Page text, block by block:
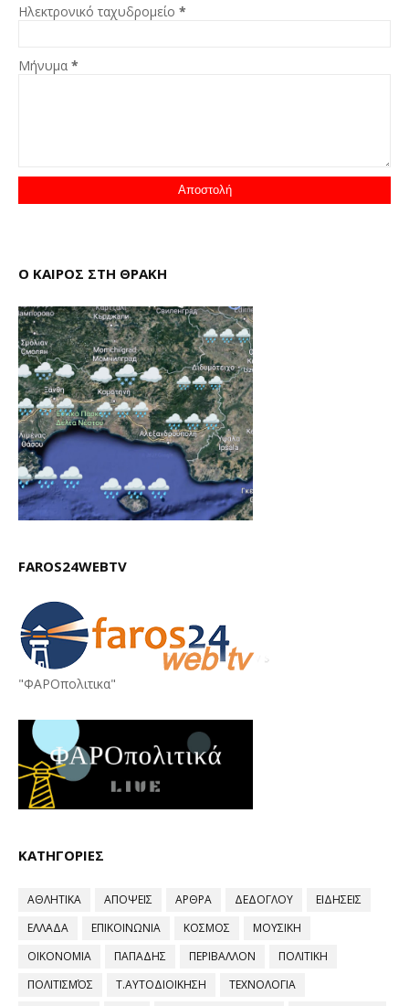
Ηλεκτρονικό ταχυδρομείο *
Μήνυμα *
Ο ΚΑΙΡΟΣ ΣΤΗ ΘΡΑΚΗ
FAROS24WEBTV
"ΦΑΡΟπολιτικα"
ΚΑΤΗΓΟΡΙΕΣ
ΑΘΛΗΤΙΚΑ ΑΠΟΨΕΙΣ ΑΡΘΡΑ ΔΕΔΟΓΛΟΥ
ΕΙΔΗΣΕΙΣ
ΕΛΛΑΔΑ
ΕΠΙΚΟΙΝΩΝΙΑ ΚΟΣΜΟΣ
ΜΟΥΣΙΚΗ
ΟΙΚΟΝΟΜΙΑ
ΠΑΠΑΔΗΣ ΠΕΡΙΒΑΛΛΟΝ
ΠΟΛΙΤΙΚΗ
ΠΟΛΙΤΙΣΜΌΣ
Τ.ΑΥΤΟΔΙΟΙΚΗΣΗ
ΤΕΧΝΟΛΟΓΙΑ